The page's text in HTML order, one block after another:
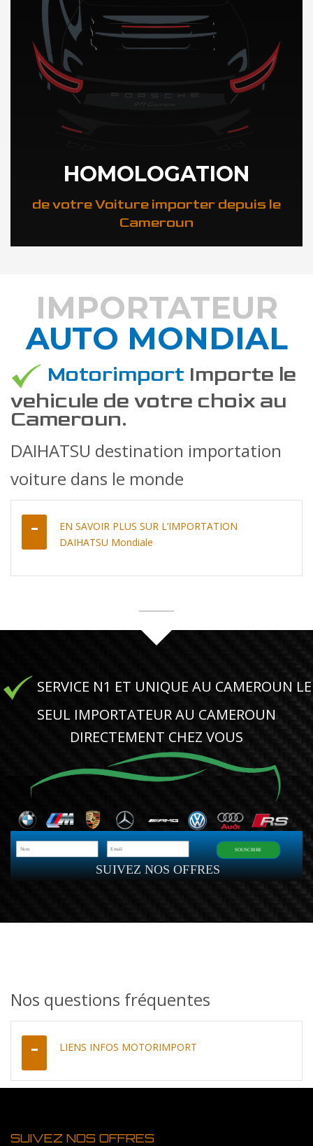
HOMOLOGATION
de votre Voiture importer depuis le
Cameroun
DÉCOUVREZ COMMENT
IMPORTATEUR
AUTO MONDIAL
Motorimport Importe le
vehicule de votre choix au
Cameroun.
DAIHATSU destination importation
voiture dans le monde
EN SAVOIR PLUS SUR L’IMPORTATION
DAIHATSU Mondiale
SERVICE N1 ET UNIQUE AU CAMEROUN LE
SEUL IMPORTATEUR AU CAMEROUN
DIRECTEMENT CHEZ VOUS
SUIVEZ NOS OFFRES
SOUSCRIRE
Nos questions fréquentes
LIENS INFOS MOTORIMPORT
SUIVEZ NOS OFFRES